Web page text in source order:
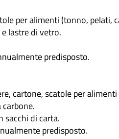
per alimenti (tonno, pelati,
lastre di vetro.
predisposto.
cartone, scatole per
di carta.
predisposto.